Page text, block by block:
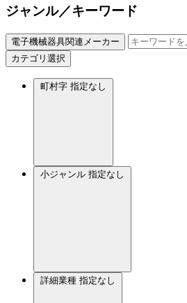
ジャンル／キーワード
電子機械器具関連メーカー
カテゴリ選択
町村字 指定なし
小ジャンル 指定なし
詳細業種 指定なし